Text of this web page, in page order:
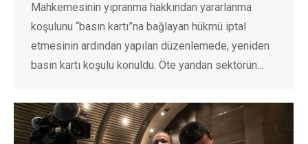
Mahkemesinin yıpranma hakkından yararlanma
koşulunu “basın kartı”na bağlayan hükmü iptal
etmesinin ardından yapılan düzenlemede, yeniden
basın kartı koşulu konuldu. Öte yandan sektörün…